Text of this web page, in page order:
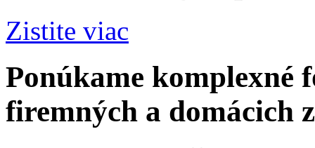
Zistite viac
Ponúkame komplexné
firemných a domácich